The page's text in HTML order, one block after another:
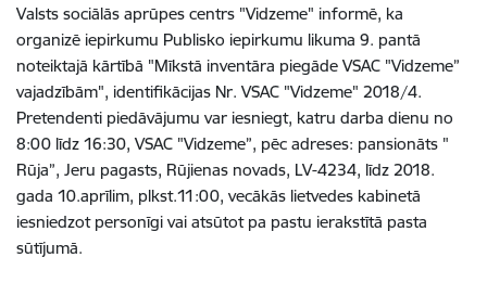
Valsts sociālās aprūpes centrs "Vidzeme" informē, ka
organizē iepirkumu Publisko iepirkumu likuma 9. pantā
noteiktajā kārtībā "Mīkstā inventāra piegāde VSAC "Vidzeme”
vajadzībām", identifikācijas Nr. VSAC "Vidzeme" 2018/4.
Pretendenti piedāvājumu var iesniegt, katru darba dienu no
8:00 līdz 16:30, VSAC "Vidzeme”, pēc adreses: pansionāts "
Rūja”, Jeru pagasts, Rūjienas novads, LV-4234, līdz 2018.
gada 10.aprīlim, plkst.11:00, vecākās lietvedes kabinetā
iesniedzot personīgi vai atsūtot pa pastu ierakstītā pasta
sūtījumā.